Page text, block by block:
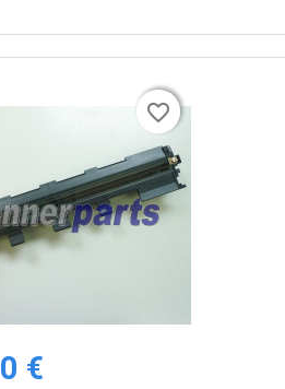
€
favorite_border
favorite_border